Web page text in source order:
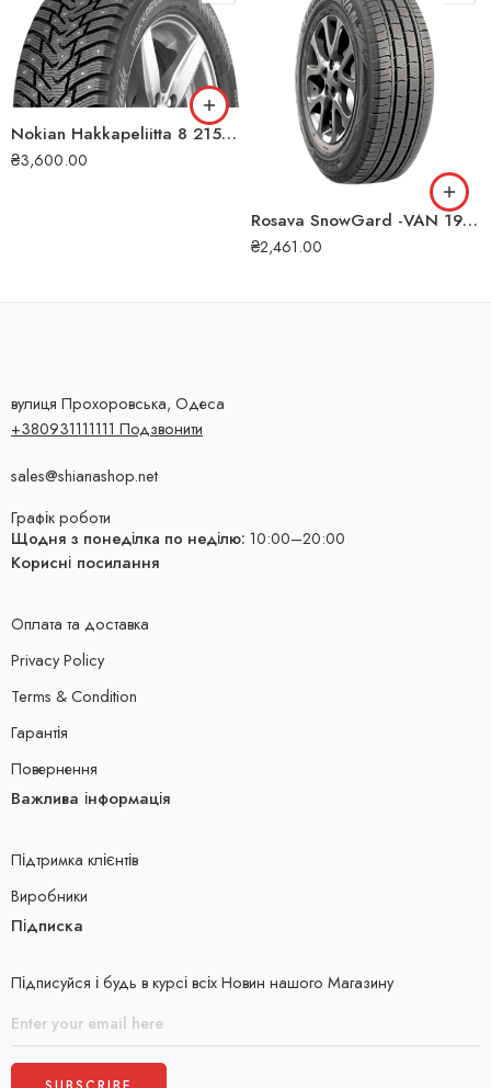
Nokian Hakkapeliitta 8 215/50 R17 95T XL (ШИП) зимова шина
₴3,600.00
Rosava SnowGard -VAN 195/75 R16C 107/105R зимова шина
₴2,461.00
вулиця Прохоровська, Одеса
+380931111111 Подзвонити
sales@shianashop.net
Графік роботи
Щодня з понеділка по неділю: 10:00–20:00
Корисні посилання
Оплата та доставка
Privacy Policy
Terms & Condition
Гарантія
Повернення
Важлива інформація
Підтримка клієнтів
Виробники
Підписка
Підписуйся і будь в курсі всіх Новин нашого Магазину